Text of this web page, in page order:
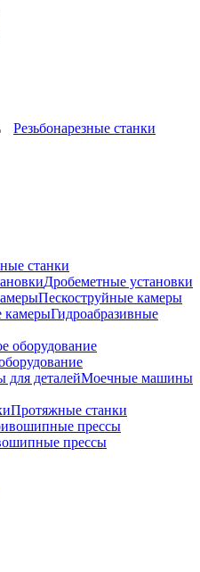
Резьбонарезные станки
станки
Дробеметные установки
Пескоструйные камеры
Гидроабразивные
Моечные машины
Протяжные станки
прессы